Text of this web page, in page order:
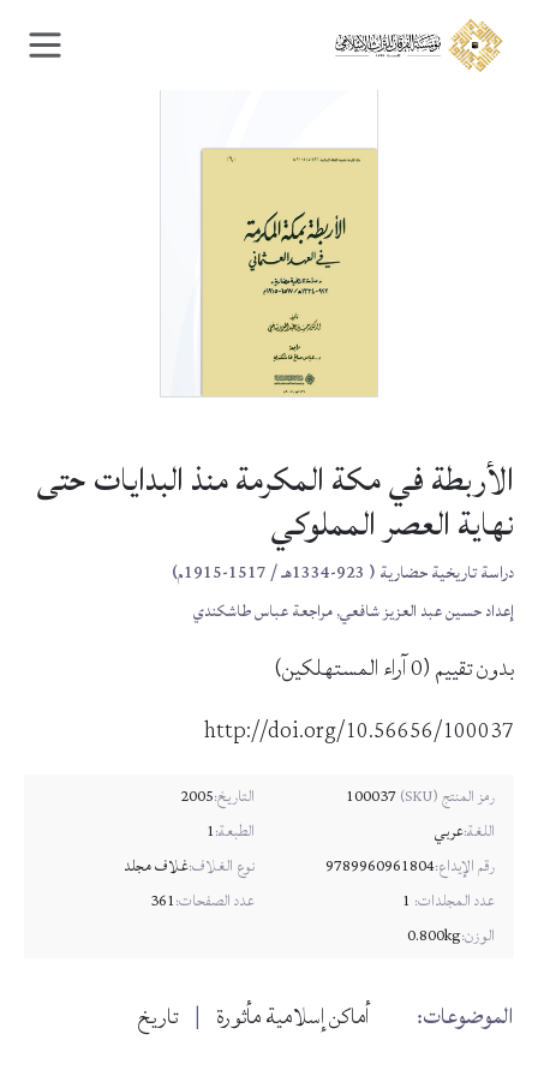
الأربطة في مكة المكرمة منذ البدايات حتى
نهاية العصر المملوكي
دراسة تاريخية حضارية ( 923-1334هـ / 1517-1915م)
إعداد حسين عبد العزيز شافعي, مراجعة عباس طاشكندي
بدون تقييم(
0آراء المستهلكين)
http://doi.org/10.56656/100037
رمز المنتج (SKU) 100037 التاريخ:2005
اللغة:عربي الطبعة:1
رقم الإيداع:9789960961804 نوع الغلاف:غلاف مجلد
عدد المجلدات: 1 عدد الصفحات:361
الوزن:0.800kg
الموضوعات: أماكن إسلامية مأثورة تاريخ